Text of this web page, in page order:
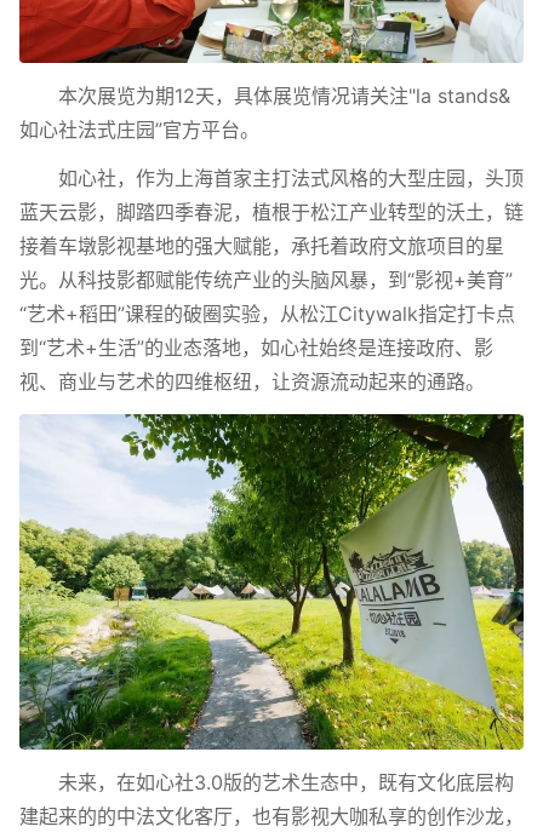
本次展览为期12天，具体展览情况请关注"la stands&
如心社法式庄园”官方平台。
如心社，作为上海首家主打法式风格的大型庄园，头顶
蓝天云影，脚踏四季春泥，植根于松江产业转型的沃土，链
接着车墩影视基地的强大赋能，承托着政府文旅项目的星
光。从科技影都赋能传统产业的头脑风暴，到“影视+美育”
“艺术+稻田”课程的破圈实验，从松江Citywalk指定打卡点
到“艺术+生活”的业态落地，如心社始终是连接政府、影
视、商业与艺术的四维枢纽，让资源流动起来的通路。
未来，在如心社3.0版的艺术生态中，既有文化底层构
建起来的的中法文化客厅，也有影视大咖私享的创作沙龙，